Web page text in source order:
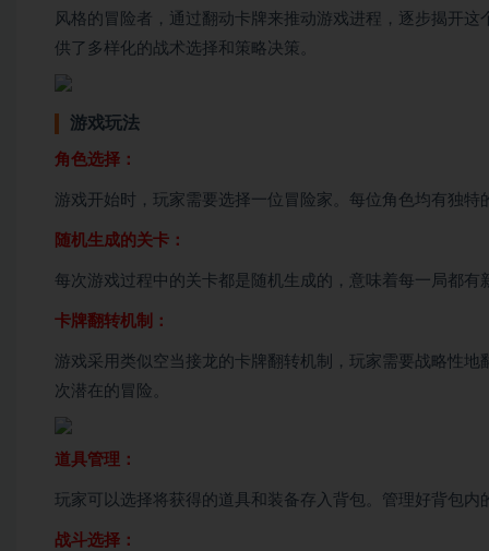
风格的冒险者，通过翻动卡牌来推动游戏进程，逐步揭开
供了多样化的战术选择和策略决策。
游戏玩法
角色选择：
游戏开始时，玩家需要选择一位冒险家。每位角色均有独
随机生成的关卡：
每次游戏过程中的关卡都是随机生成的，意味着每一局都
卡牌翻转机制：
游戏采用类似空当接龙的卡牌翻转机制，玩家需要战略性
次潜在的冒险。
道具管理：
玩家可以选择将获得的道具和装备存入背包。管理好背包
战斗选择：